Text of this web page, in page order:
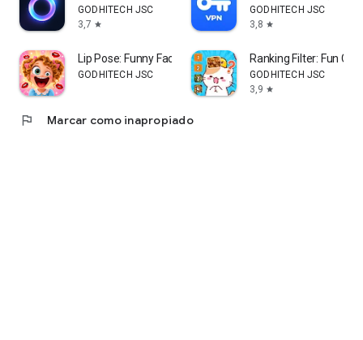
GODHITECH JSC
3,7 star
GODHITECH JSC
3,8 star
Lip Pose: Funny Face Filter
GODHITECH JSC
Ranking Filter: Fun
GODHITECH JSC
3,9 star
flag Marcar como inapropiado